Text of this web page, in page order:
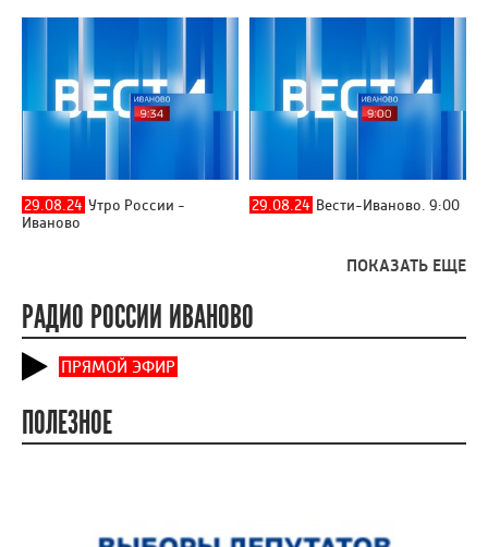
29.08.24 Утро России -
Иваново
29.08.24 Вести-Иваново. 9:00
ПОКАЗАТЬ ЕЩЕ
РАДИО РОССИИ ИВАНОВО
ПРЯМОЙ ЭФИР
ПОЛЕЗНОЕ